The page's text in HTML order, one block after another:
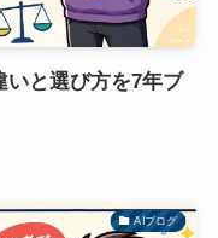
と選び方を7年ブ
AIブログ